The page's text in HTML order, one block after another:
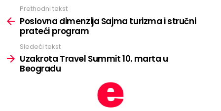
more
Prethodni tekst
Poslovna dimenzija Sajma turizma i stručni
prateći program
Sledeći tekst
Uzakrota Travel Summit 10. marta u
Beogradu